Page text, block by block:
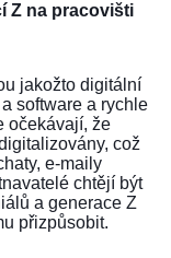
Z na pracovišti
jakožto digitální
software a rychle
očekávají, že
což
e-maily
chtějí být
a generace Z
přizpůsobit.